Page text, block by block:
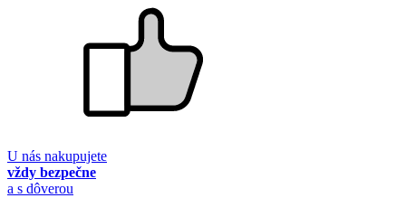
U nás nakupujete
vždy bezpečne
a s dôverou